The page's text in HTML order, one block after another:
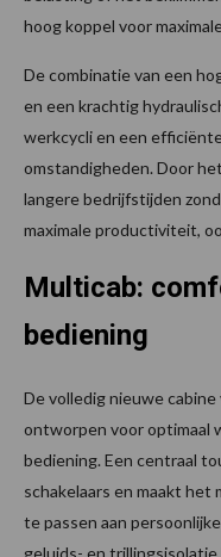
hoog koppel voor
De combinatie van een
en een krachtig
werkcycli en een
omstandigheden. Door
langere bedrijfstijden
maximale productiviteit,
Multicab:
bediening
De volledig nieuwe
ontworpen voor optimaal
bediening. Een centraal
schakelaars en maakt het
te passen aan